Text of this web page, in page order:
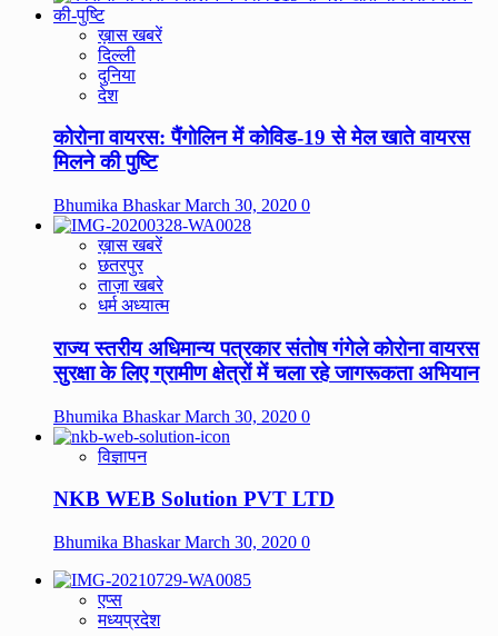
ख़ास खबरें
दिल्ली
दुनिया
देश
कोरोना वायरस: पैंगोलिन में कोविड-19 से मेल खाते वायरस
मिलने की पुष्टि
Bhumika BhaskarMarch 30, 2020 0
ख़ास खबरें
छतरपुर
ताज़ा खबरे
धर्म अध्यात्म
राज्य स्तरीय अधिमान्य पत्रकार संतोष गंगेले कोरोना वायरस
सुरक्षा के लिए ग्रामीण क्षेत्रों में चला रहे जागरूकता अभियान
Bhumika BhaskarMarch 30, 2020 0
विज्ञापन
NKB WEB Solution PVT LTD
Bhumika BhaskarMarch 30, 2020 0
एप्स
मध्यप्रदेश